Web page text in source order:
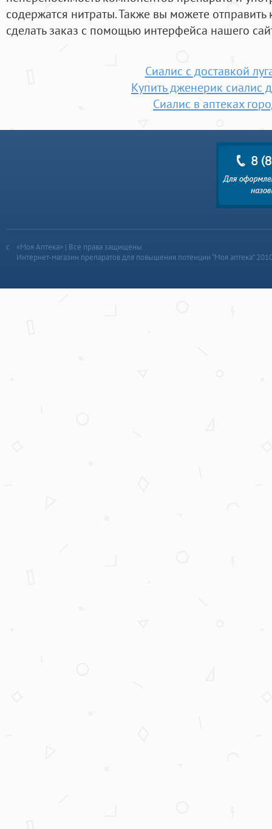
содержатся нитраты. Также вы можете
сделать заказ с помощью интерфейса нашего
Сиалис с доставкой
Купить дженерик сиалис
Сиалис в аптеках
«Моя Аптека» | Все права защищены
Интернет-магазин препаратов для повышения потенции “Моя аптека”